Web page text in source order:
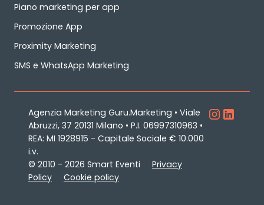
Piano marketing per app
Promozione App
Proximity Marketing
SMS e WhatsApp Marketing
Agenzia Marketing Guru.Marketing • Viale
Abruzzi, 37 20131 Milano • P.I. 06997310963 •
REA: MI 1928915 - Capitale Sociale € 10.000
i.v.
© 2010 - 2026 Smart Eventi
Privacy
Policy
Cookie policy